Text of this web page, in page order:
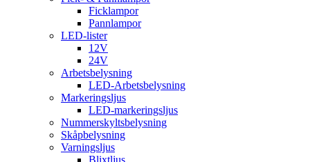
Ficklampor
Pannlampor
LED-lister
12V
24V
Arbetsbelysning
LED-Arbetsbelysning
Markeringsljus
LED-markeringsljus
Nummerskyltsbelysning
Skåpbelysning
Varningsljus